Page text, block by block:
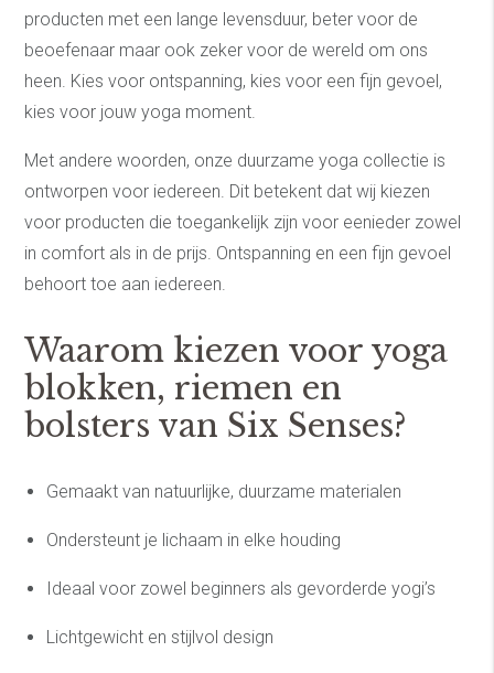
producten met een lange levensduur, beter voor de
beoefenaar maar ook zeker voor de wereld om ons
heen. Kies voor ontspanning, kies voor een fijn gevoel,
kies voor jouw yoga moment.
Met andere woorden, onze duurzame yoga collectie is
ontworpen voor iedereen. Dit betekent dat wij kiezen
voor producten die toegankelijk zijn voor eenieder zowel
in comfort als in de prijs. Ontspanning en een fijn gevoel
behoort toe aan iedereen.
Waarom kiezen voor yoga
blokken, riemen en
bolsters van Six Senses?
Gemaakt van natuurlijke, duurzame materialen
Ondersteunt je lichaam in elke houding
Ideaal voor zowel beginners als gevorderde yogi’s
Lichtgewicht en stijlvol design